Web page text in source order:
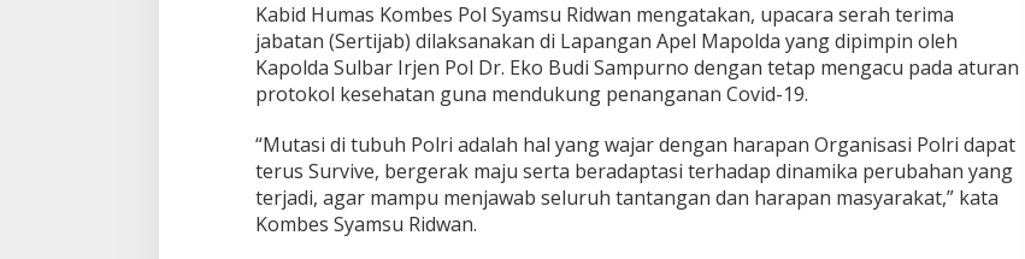
Kabid Humas Kombes Pol Syamsu Ridwan mengatakan, upacara serah terima
jabatan (Sertijab) dilaksanakan di Lapangan Apel Mapolda yang dipimpin oleh
Kapolda Sulbar Irjen Pol Dr. Eko Budi Sampurno dengan tetap mengacu pada aturan
protokol kesehatan guna mendukung penanganan Covid-19.
“Mutasi di tubuh Polri adalah hal yang wajar dengan harapan Organisasi Polri dapat
terus Survive, bergerak maju serta beradaptasi terhadap dinamika perubahan yang
terjadi, agar mampu menjawab seluruh tantangan dan harapan masyarakat,” kata
Kombes Syamsu Ridwan.